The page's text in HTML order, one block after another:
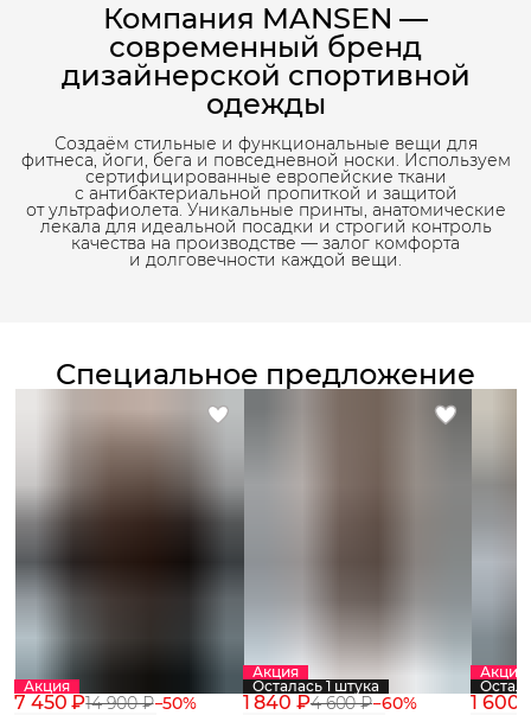
Компания MANSEN —
современный бренд
дизайнерской спортивной
одежды
Создаём стильные и функциональные вещи для
фитнеса, йоги, бега и повседневной носки. Используем
сертифицированные европейские ткани
с антибактериальной пропиткой и защитой
от ультрафиолета. Уникальные принты, анатомические
лекала для идеальной посадки и строгий контроль
качества на производстве — залог комфорта
и долговечности каждой вещи.
Специальное предложение
Акция
7 450 ₽14 900 ₽−50%
Акция
Осталась 1 штука
1 840 ₽4 600 ₽−60%
Акция
1 600